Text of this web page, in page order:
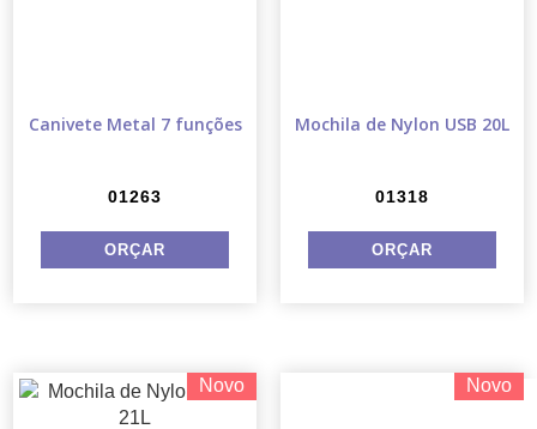
Canivete Metal 7 funções
01263
Mochila de Nylon USB 20L
01318
Novo Novo